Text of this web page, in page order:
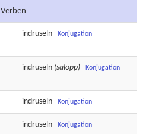
Verben
indruseln Konjugation
indruseln (salopp) Konjugation
indruseln Konjugation
indruseln Konjugation